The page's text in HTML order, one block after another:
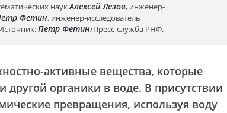
наукАлексей Лезов, инженер-
Фетин, инженер-исследователь
Петр Фетин/Пресс-служба РНФ.
активные вещества, которые
органики в воде. В присутствии
превращения, используя воду